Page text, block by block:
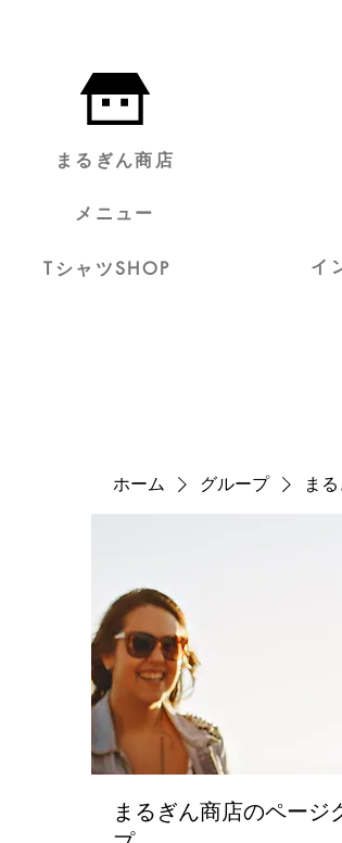
まるぎん商店
メニュー
TシャツSHOP イ
ホーム グループ ま
まるぎん商店のページ